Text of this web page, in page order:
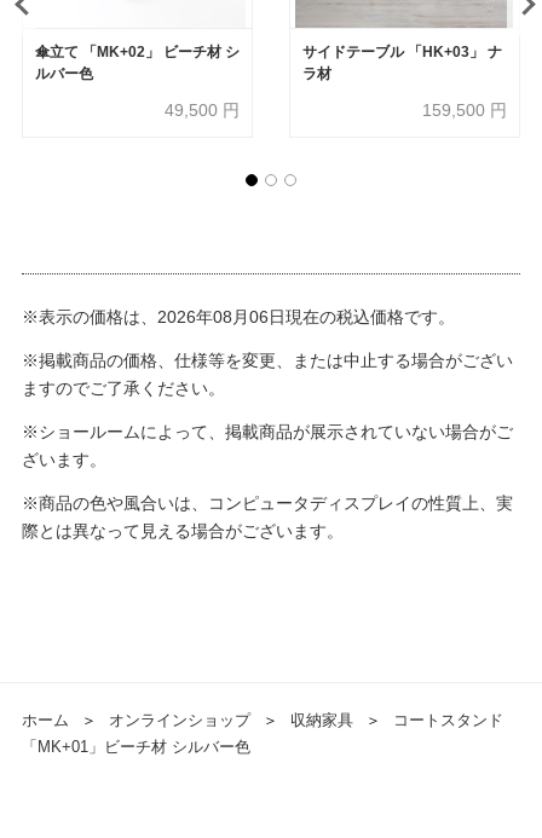
傘立て 「MK+02」 ビーチ材 シ
ルバー色
49,500 円
サイドテーブル 「HK+03」 ナ
ラ材
159,500 円
※表示の価格は、2026年08月06日現在の税込価格です。
※掲載商品の価格、仕様等を変更、または中止する場合がござい
ますのでご了承ください。
※ショールームによって、掲載商品が展示されていない場合がご
ざいます。
※商品の色や風合いは、コンピュータディスプレイの性質上、実
際とは異なって見える場合がございます。
ホーム ＞ オンラインショップ ＞ 収納家具 ＞
コートスタンド
「MK+01」ビーチ材 シルバー色